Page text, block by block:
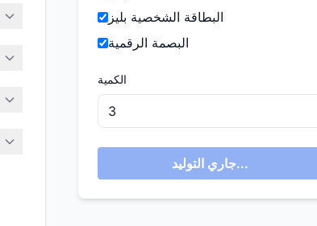
البطاقة الشخصية بليز
البصمة الرقمية
الكمية
جاري التوليد...